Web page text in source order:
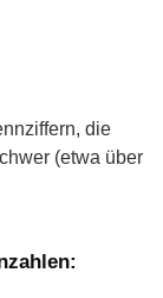
die
(etwa über